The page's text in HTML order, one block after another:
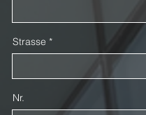
Strasse
Nr.